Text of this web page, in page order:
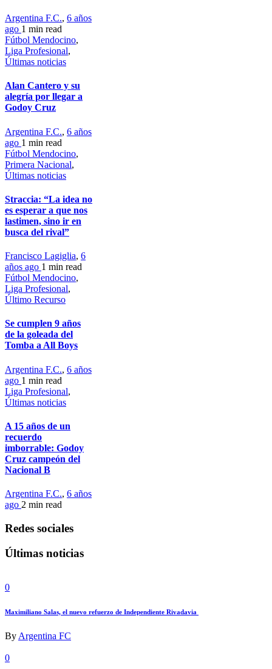
Argentina F.C., 6 años
ago 1 min read
Fútbol Mendocino,
Liga Profesional,
Últimas noticias
Alan Cantero y su
alegría por llegar a
Godoy Cruz
Argentina F.C., 6 años
ago 1 min read
Fútbol Mendocino,
Primera Nacional,
Últimas noticias
Straccia: “La idea no
es esperar a que nos
lastimen, sino ir en
busca del rival”
Francisco Lagiglia, 6
años ago 1 min read
Fútbol Mendocino,
Liga Profesional,
Último Recurso
Se cumplen 9 años
de la goleada del
Tomba a All Boys
Argentina F.C., 6 años
ago 1 min read
Liga Profesional,
Últimas noticias
A 15 años de un
recuerdo
imborrable: Godoy
Cruz campeón del
Nacional B
Argentina F.C., 6 años
ago 2 min read
Redes sociales
Últimas noticias
0
Maximiliano Salas, el nuevo refuerzo de Independiente Rivadavia
By Argentina FC
0